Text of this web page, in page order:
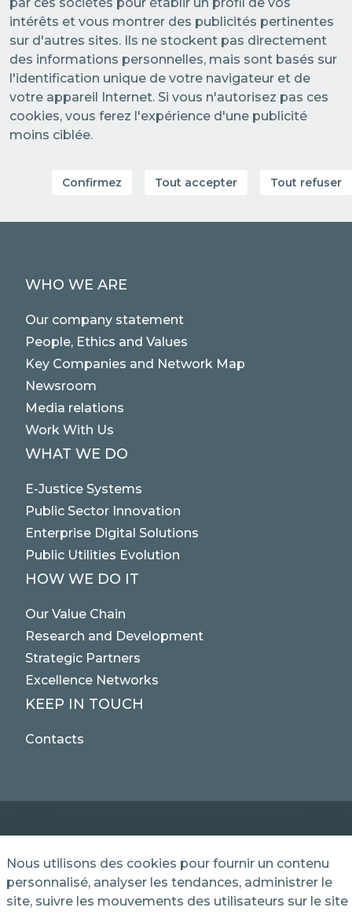
intérêts et vous montrer des publicités pertinentes
sur d'autres sites. Ils ne stockent pas directement
des informations personnelles, mais sont basés sur
l'identification unique de votre navigateur et de
votre appareil Internet. Si vous n'autorisez pas ces
cookies, vous ferez l'expérience d'une publicité
moins ciblée.
Confirmez Tout accepter Tout refuser
WHO WE ARE
Our company statement
People, Ethics and Values
Key Companies and Network Map
Newsroom
Media relations
Work With Us
WHAT WE DO
E-Justice Systems
Public Sector Innovation
Enterprise Digital Solutions
Public Utilities Evolution
HOW WE DO IT
Our Value Chain
Research and Development
Strategic Partners
Excellence Networks
KEEP IN TOUCH
Contacts
© 2025 NET SERVICE S.p.A. - Via Giovanni Antonelli,
50 - 00197 Roma, Italy VAT / TC 04339710370 -
Share Capital of € 1,000,000 - REA (Economic and
Administrative Index No.) BO 386883
Nous utilisons des cookies pour fournir un contenu
personnalisé, analyser les tendances, administrer le
site, suivre les mouvements des utilisateurs sur le site